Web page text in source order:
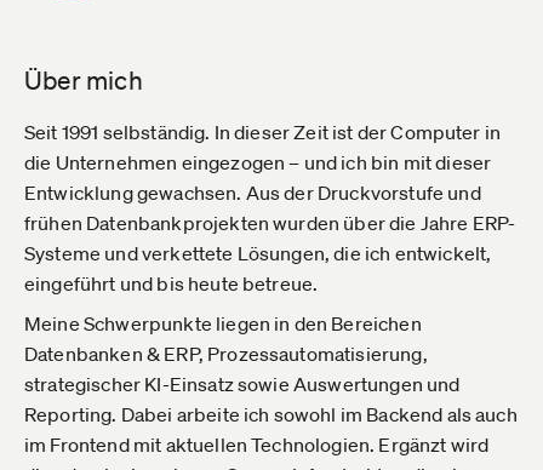
Über mich
Seit 1991 selbständig. In dieser Zeit ist der Computer in
die Unternehmen eingezogen – und ich bin mit dieser
Entwicklung gewachsen. Aus der Druckvorstufe und
frühen Datenbankprojekten wurden über die Jahre ERP-
Systeme und verkettete Lösungen, die ich entwickelt,
eingeführt und bis heute betreue.
Meine Schwerpunkte liegen in den Bereichen
Datenbanken & ERP, Prozessautomatisierung,
strategischer KI-Einsatz sowie Auswertungen und
Reporting. Dabei arbeite ich sowohl im Backend als auch
im Frontend mit aktuellen Technologien. Ergänzt wird